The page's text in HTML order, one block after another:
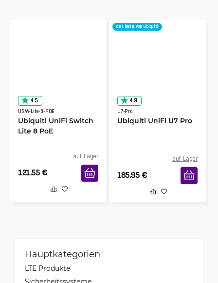
4.5
USW-Lite-8-POE
Ubiquiti UniFi Switch
Lite 8 PoE
auf Lager
121.55 €
das beste von Ubiquiti
4.9
U7-Pro
Ubiquiti UniFi U7 Pro
auf Lager
185.95 €
Hauptkategorien
LTE Produkte